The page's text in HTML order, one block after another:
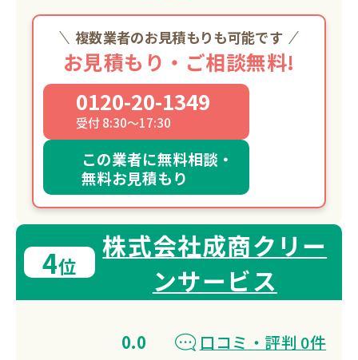
複数業者のお見積もりも可能です
お見積もり・ご相談無料!
0120-20-1349
受付 8:30～17:30
この業者に無料相談・
無料お見積もり
4位
株式会社成商クリー
ンサービス
0.0
口コミ・評判 0件